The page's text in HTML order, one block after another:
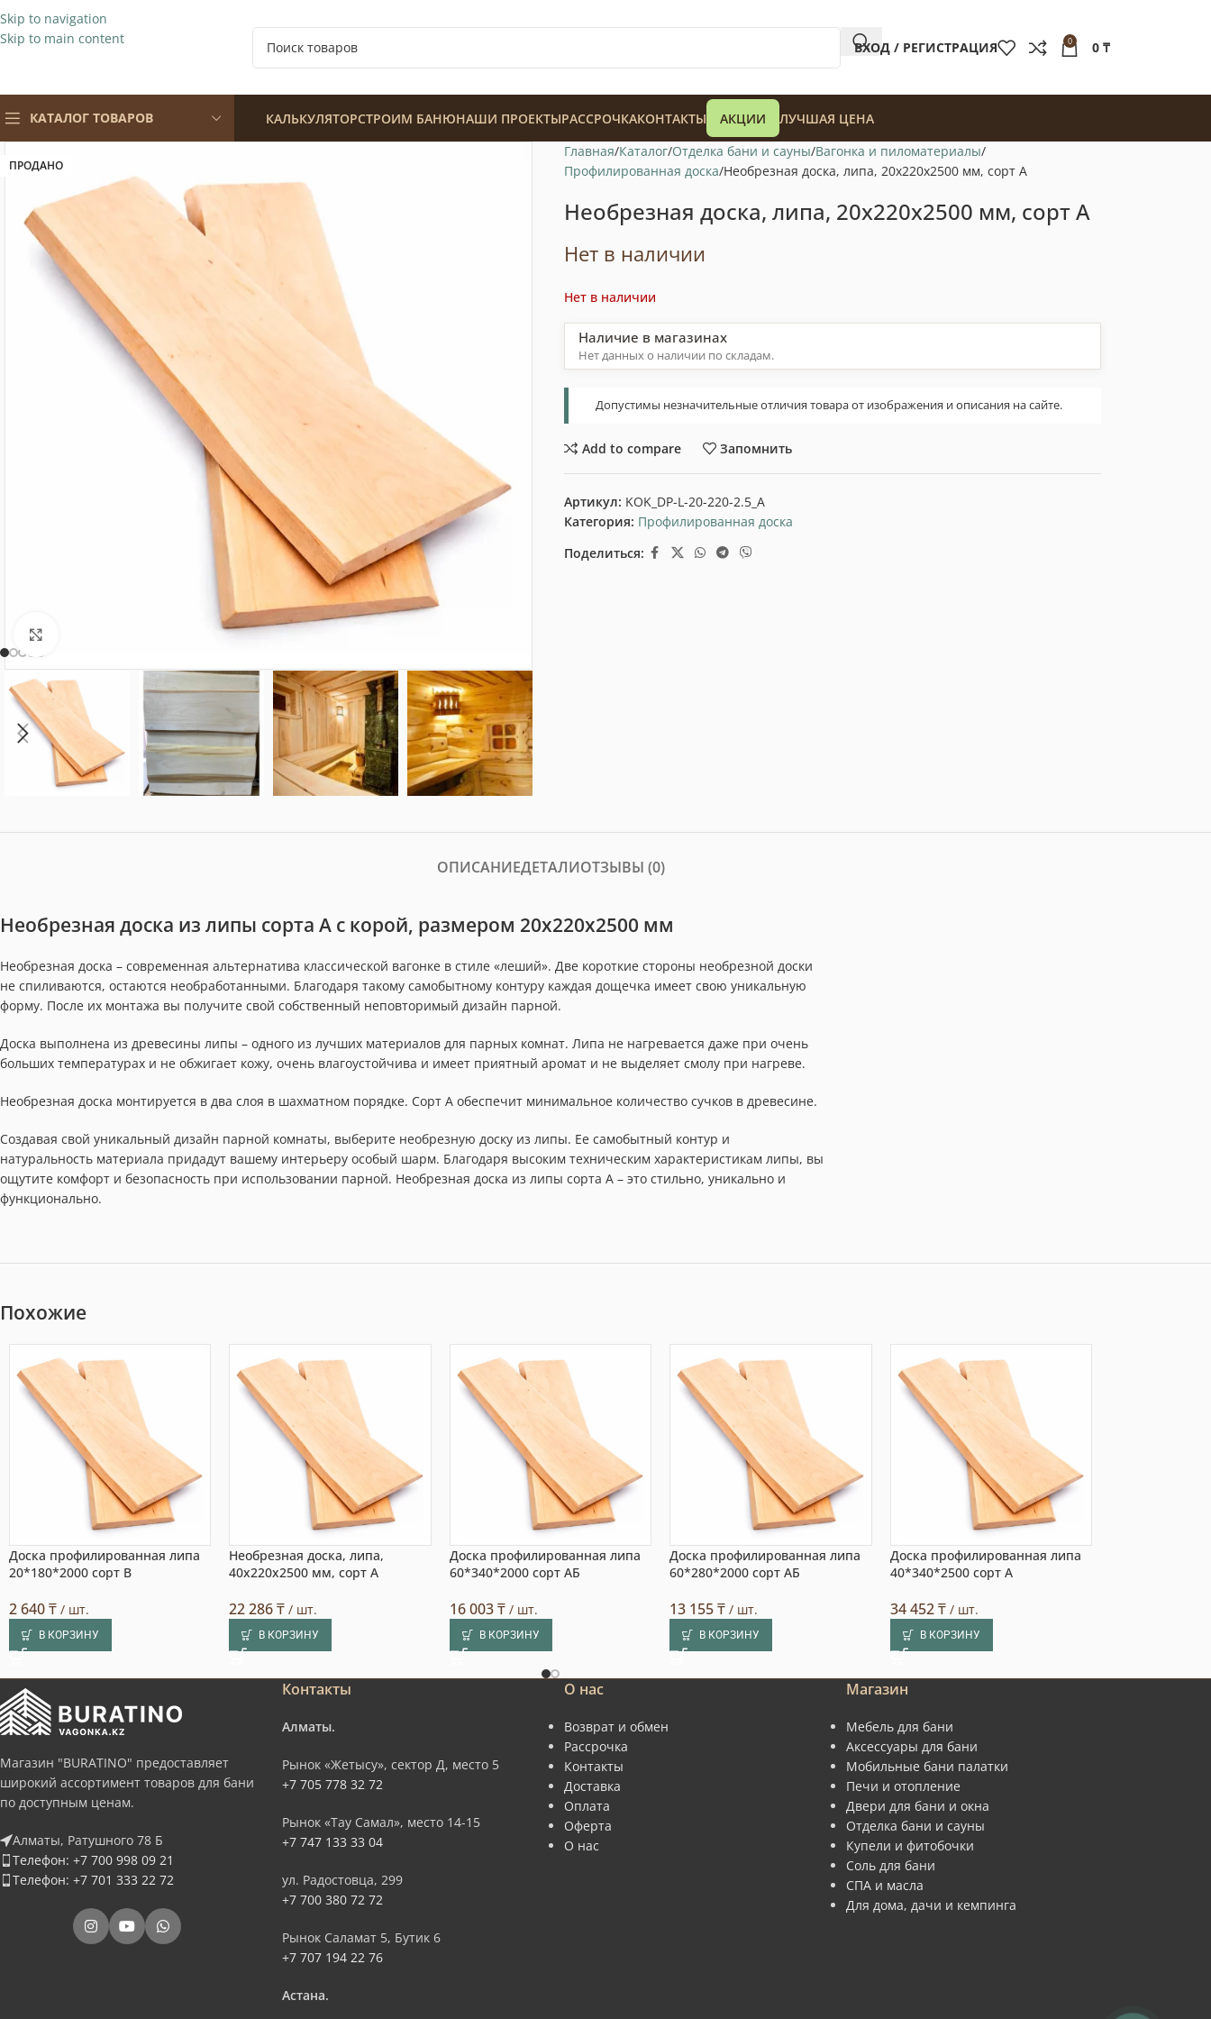
Skip to navigation
Skip to main content
ВХОД / РЕГИСТРАЦИЯ 0 0 ₸
КАТАЛОГ ТОВАРОВ КАЛЬКУЛЯТОРСТРОИМ БАНЮНАШИ ПРОЕКТЫРАССРОЧКАКОНТАКТЫ АКЦИИ ЛУЧШАЯ ЦЕНА
ПРОДАНО
Нажмите, чтобы увеличить
Главная Каталог Отделка бани и сауны Вагонка и пиломатериалы
Профилированная доска Необрезная доска, липа, 20x220x2500 мм, сорт A
Необрезная доска, липа, 20x220x2500 мм, сорт A
Нет в наличии
Нет в наличии
Наличие в магазинах
Нет данных о наличии по складам.
Допустимы незначительные отличия товара от изображения и описания на сайте.
Add to compare Запомнить
Артикул: KOK_DP-L-20-220-2.5_A
Категория: Профилированная доска
Поделиться:
ОПИСАНИЕДЕТАЛИОТЗЫВЫ (0)
Необрезная доска из липы сорта А с корой, размером 20x220x2500 мм
Необрезная доска – современная альтернатива классической вагонке в стиле «леший». Две короткие стороны необрезной доски
не спиливаются, остаются необработанными. Благодаря такому самобытному контуру каждая дощечка имеет свою уникальную
форму. После их монтажа вы получите свой собственный неповторимый дизайн парной.
Доска выполнена из древесины липы – одного из лучших материалов для парных комнат. Липа не нагревается даже при очень
больших температурах и не обжигает кожу, очень влагоустойчива и имеет приятный аромат и не выделяет смолу при нагреве.
Необрезная доска монтируется в два слоя в шахматном порядке. Сорт А обеспечит минимальное количество сучков в древесине.
Создавая свой уникальный дизайн парной комнаты, выберите необрезную доску из липы. Ее самобытный контур и
натуральность материала придадут вашему интерьеру особый шарм. Благодаря высоким техническим характеристикам липы, вы
ощутите комфорт и безопасность при использовании парной. Необрезная доска из липы сорта А – это стильно, уникально и
функционально.
Похожие
Доска профилированная липа
20*180*2000 сорт В
2 640₸ / шт.
В КОРЗИНУ
Необрезная доска, липа,
40x220x2500 мм, сорт A
22 286₸ / шт.
В КОРЗИНУ
Доска профилированная липа
60*340*2000 сорт АБ
16 003₸/ шт.
В КОРЗИНУ
Доска профилированная липа
60*280*2000 сорт АБ
13 155₸ / шт.
В КОРЗИНУ
Доска профилированная липа
40*340*2500 сорт А
34 452₸/ шт.
В КОРЗИНУ
Магазин "BURATINO" предоставляет
широкий ассортимент товаров для бани
по доступным ценам.
Алматы, Ратушного 78 Б
Телефон: +7 700 998 09 21
Телефон: +7 701 333 22 72
Контакты
Алматы.
Рынок «Жетысу», сектор Д, место 5
+7 705 778 32 72
Рынок «Тау Самал», место 14-15
+7 747 133 33 04
ул. Радостовца, 299
+7 700 380 72 72
Рынок Саламат 5, Бутик 6
+7 707 194 22 76
Астана.
О нас
Возврат и обмен
Рассрочка
Контакты
Доставка
Оплата
Оферта
О нас
Магазин
Мебель для бани
Аксессуары для бани
Мобильные бани палатки
Печи и отопление
Двери для бани и окна
Отделка бани и сауны
Купели и фитобочки
Соль для бани
СПА и масла
Для дома, дачи и кемпинга